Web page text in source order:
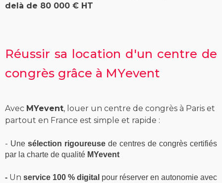
delà de 80 000 € HT
Réussir sa location d'un centre de
congrès grâce à MYevent
Avec MYevent, louer un centre de congrès à Paris et
partout en France est simple et rapide :
- Une sélection rigoureuse de centres de congrès certifiés
par la charte de qualité MYevent
- Un service 100 % digital pour réserver en autonomie avec